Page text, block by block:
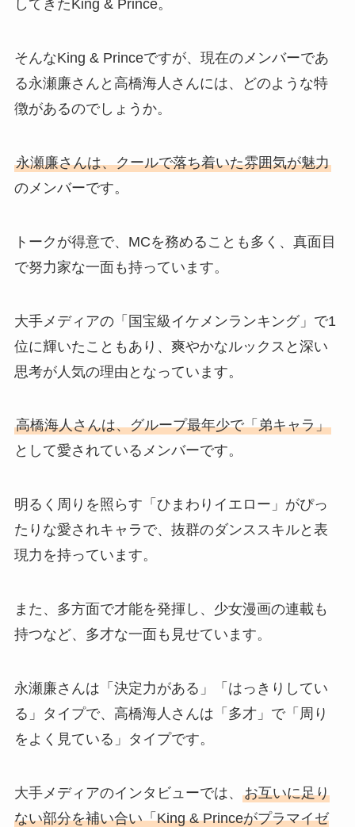
してきたKing & Prince。
そんなKing & Princeですが、現在のメンバーであ
る永瀬廉さんと高橋海人さんには、どのような特
徴があるのでしょうか。
永瀬廉さんは、クールで落ち着いた雰囲気が魅力
のメンバーです。
トークが得意で、MCを務めることも多く、真面目
で努力家な一面も持っています。
大手メディアの「国宝級イケメンランキング」で1
位に輝いたこともあり、爽やかなルックスと深い
思考が人気の理由となっています。
高橋海人さんは、グループ最年少で「弟キャラ」
として愛されているメンバーです。
明るく周りを照らす「ひまわりイエロー」がぴっ
たりな愛されキャラで、抜群のダンススキルと表
現力を持っています。
また、多方面で才能を発揮し、少女漫画の連載も
持つなど、多才な一面も見せています。
永瀬廉さんは「決定力がある」「はっきりしてい
る」タイプで、高橋海人さんは「多才」で「周り
をよく見ている」タイプです。
大手メディアのインタビューでは、 お互いに足り
ない部分を補い合い「King & Princeがプラマイゼ